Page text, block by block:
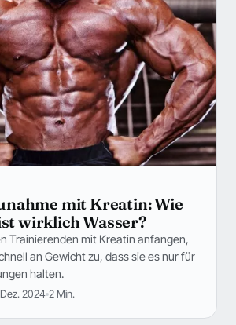
mit Kreatin: Wie
wirklich Wasser?
Trainierenden mit Kreatin anfangen,
an Gewicht zu, dass sie es nur für
halten.
2024 2 Min.